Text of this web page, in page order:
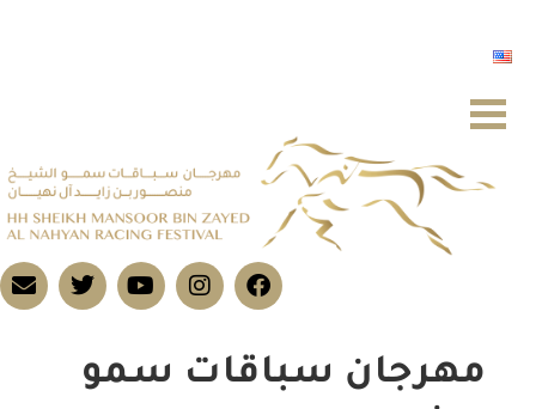
مهرجان سباقات سمو